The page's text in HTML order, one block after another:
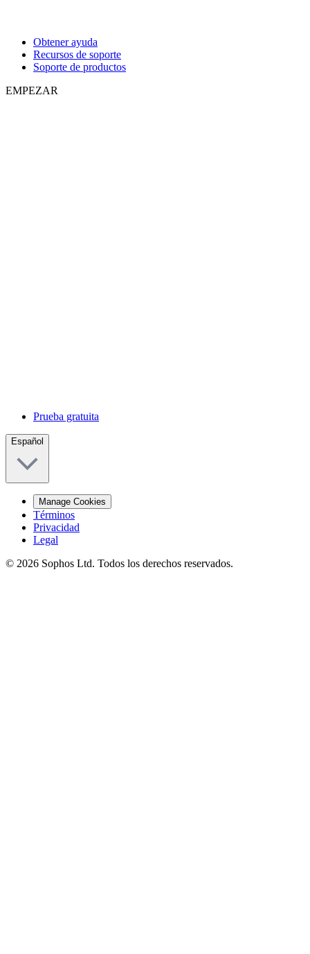
Obtener ayuda
Recursos de soporte
Soporte de productos
EMPEZAR
Prueba gratuita
Español
Manage Cookies
Términos
Privacidad
Legal
© 2026 Sophos Ltd. Todos los derechos reservados.